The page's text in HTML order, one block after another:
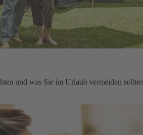
und was Sie im Urlaub vermeiden